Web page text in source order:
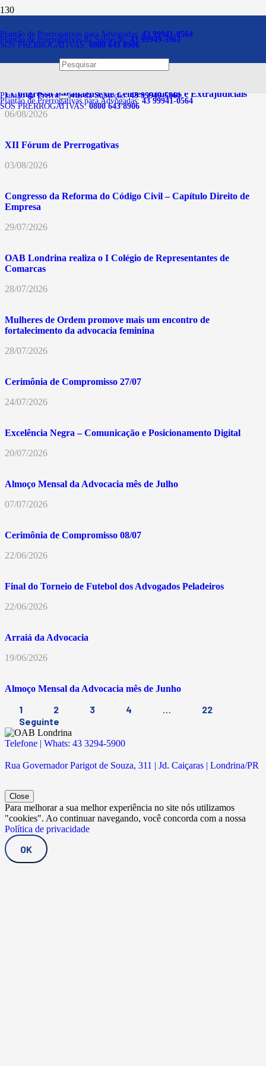
Plantão de Prerrogativas para Advogadas: 43 99941-0564
Plantão de Prerrogativas da Subseção:43 99949-5961
SOS PRERROGATIVAS:0800 643 8906
Plantão de Prerrogativas da Subseção:43 99949-5961
Plantão de Prerrogativas para Advogadas:43 99941-0564
SOS PRERROGATIVAS:0800 643 8906
Galerias de Eventos
07/08/2026
I Congresso Paranaense de Leilões Judiciais e Extrajudiciais
06/08/2026
XII Fórum de Prerrogativas
03/08/2026
Congresso da Reforma do Código Civil – Capítulo Direito de
Empresa
29/07/2026
OAB Londrina realiza o I Colégio de Representantes de
Comarcas
28/07/2026
Mulheres de Ordem promove mais um encontro de
fortalecimento da advocacia feminina
28/07/2026
Cerimônia de Compromisso 27/07
24/07/2026
Excelência Negra – Comunicação e Posicionamento Digital
20/07/2026
Almoço Mensal da Advocacia mês de Julho
07/07/2026
Cerimônia de Compromisso 08/07
22/06/2026
Final do Torneio de Futebol dos Advogados Peladeiros
22/06/2026
Arraiá da Advocacia
19/06/2026
Almoço Mensal da Advocacia mês de Junho
1 2 3 4
22
Seguinte
Telefone | Whats: 43 3294-5900
Rua Governador Parigot de Souza, 311 | Jd. Caiçaras | Londrina/PR
Close
Para melhorar a sua melhor experiência no site nós utilizamos
"cookies". Ao continuar navegando, você concorda com a nossa
Política de privacidade
OK